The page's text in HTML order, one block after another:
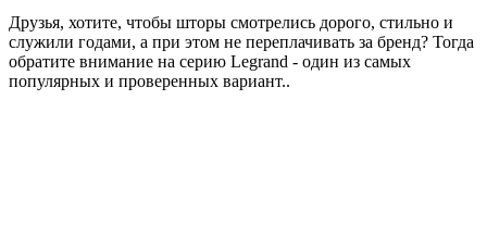
Друзья, хотите, чтобы шторы смотрелись дорого, стильно и
служили годами, а при этом не переплачивать за бренд? Тогда
обратите внимание на серию Legrand - один из самых
популярных и проверенных вариант..